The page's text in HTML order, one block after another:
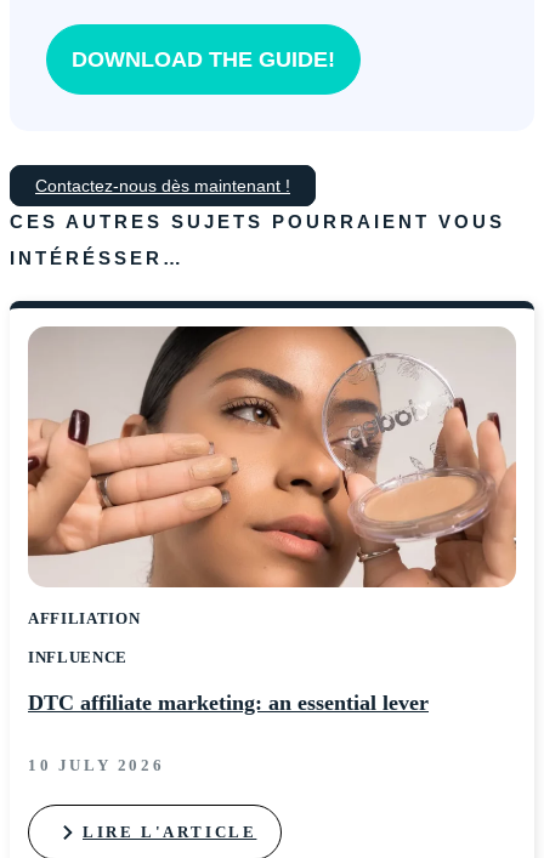
DOWNLOAD THE GUIDE!
Contactez-nous dès maintenant !
CES AUTRES SUJETS POURRAIENT VOUS
INTÉRÉSSER…
AFFILIATION
INFLUENCE
DTC affiliate marketing: an essential lever
10 JULY 2026
LIRE L'ARTICLE